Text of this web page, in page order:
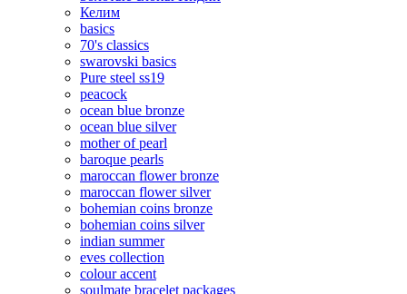
Келим
basics
70's classics
swarovski basics
Pure steel ss19
peacock
ocean blue bronze
ocean blue silver
mother of pearl
baroque pearls
maroccan flower bronze
maroccan flower silver
bohemian coins bronze
bohemian coins silver
indian summer
eves collection
colour accent
soulmate bracelet packages